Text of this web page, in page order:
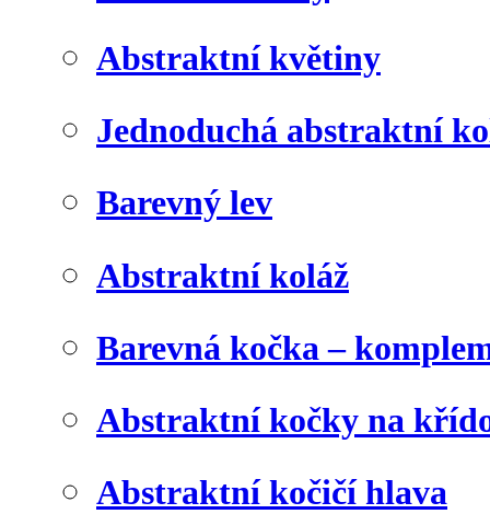
Abstraktní květiny
Jednoduchá abstraktní
Barevný lev
Abstraktní koláž
Barevná kočka –
Abstraktní kočky na
Abstraktní kočičí hlava